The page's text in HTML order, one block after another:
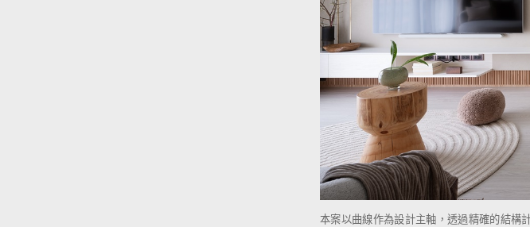
本案以曲線作為設計主軸，透過精確的結構